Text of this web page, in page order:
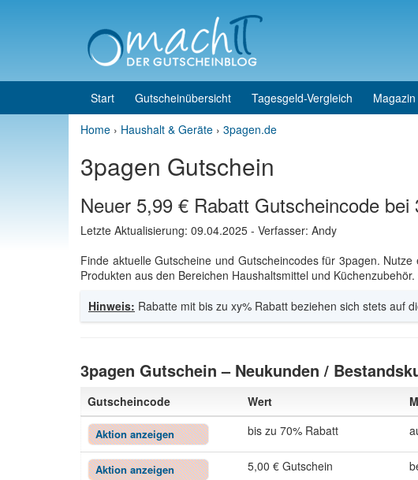
Start Gutscheinübersicht Tagesgeld-Vergleich
Magazin
Home › Haushalt & Geräte › 3pagen.de
3pagen Gutschein
Neuer 5,99 € Rabatt Gutscheincode
Letzte Aktualisierung: 09.04.2025 - Verfasser: Andy
Finde aktuelle Gutscheine und Gutscheincodes für 3pagen.
Produkten aus den Bereichen Haushaltsmittel und
Hinweis: Rabatte mit bis zu xy% Rabatt beziehen sich stets auf
3pagen Gutschein – Neukunden /
Gutscheincode Wert
Aktion anzeigen bis zu 70% Rabatt
Aktion anzeigen 5,00 € Gutschein